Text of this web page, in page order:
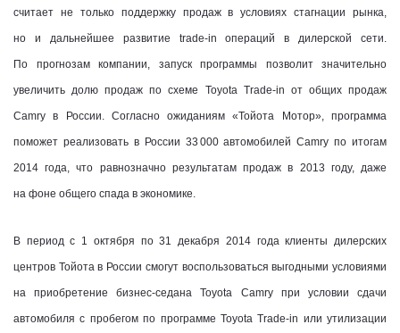
считает не только поддержку продаж в условиях стагнации рынка,
но и дальнейшее развитие trade-in операций в дилерской сети.
По прогнозам компании, запуск программы позволит значительно
увеличить долю продаж по схеме Toyota Trade-in от общих продаж
Camry в России. Согласно ожиданиям «Тойота Мотор», программа
поможет реализовать в России 33 000 автомобилей Camry по итогам
2014 года, что равнозначно результатам продаж в 2013 году, даже
на фоне общего спада в экономике.
В период с 1 октября по 31 декабря 2014 года клиенты дилерских
центров Тойота в России смогут воспользоваться выгодными условиями
на приобретение бизнес-седана Toyota Camry при условии сдачи
автомобиля с пробегом по программе Toyota Trade-in или утилизации